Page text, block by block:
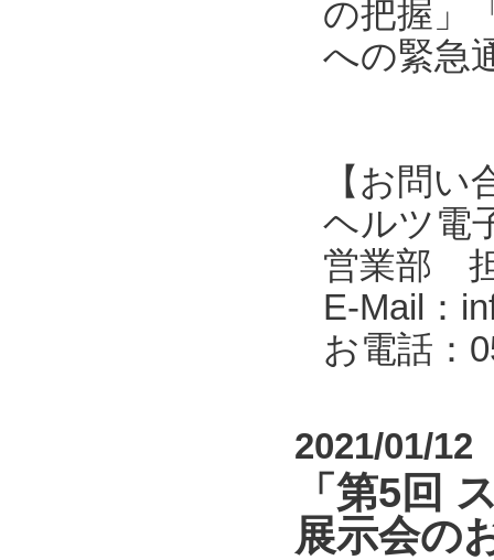
の把握」
への緊急
【お問い
ヘルツ電
営業部
E-Mail：
お電話：
2021/01/12
「第5回
展示会の